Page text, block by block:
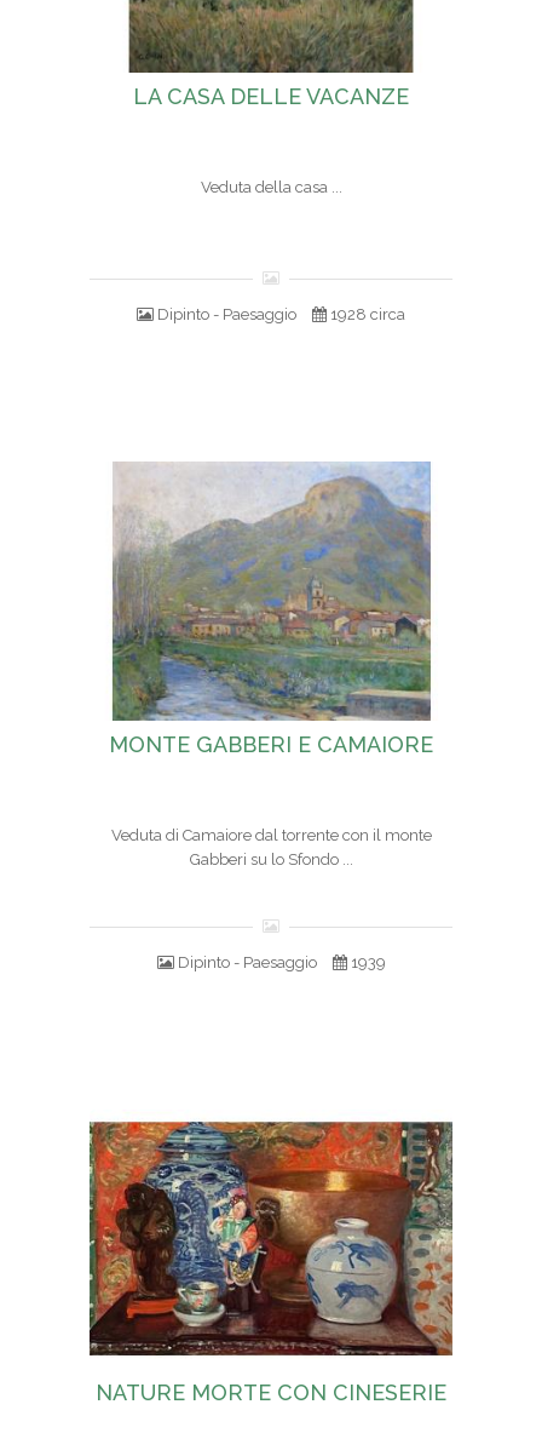
LA CASA DELLE VACANZE
Veduta della casa ...
Dipinto - Paesaggio 1928 circa
MONTE GABBERI E CAMAIORE
Veduta di Camaiore dal torrente con il monte
Gabberi su lo Sfondo ...
Dipinto - Paesaggio 1939
NATURE MORTE CON CINESERIE